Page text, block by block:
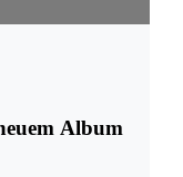
Album